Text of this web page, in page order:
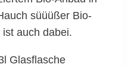
süüüßer Bio-
auch dabei.
Glasflasche